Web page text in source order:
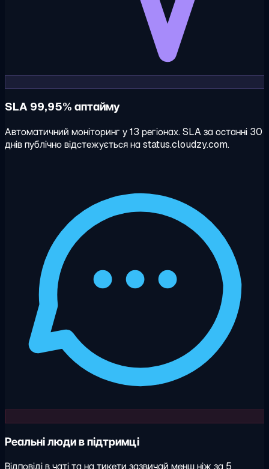
SLA 99,95% аптайму
Автоматичний моніторинг у 13 регіонах. SLA за останні 30
днів публічно відстежується на status.cloudzy.com.
Реальні люди в підтримці